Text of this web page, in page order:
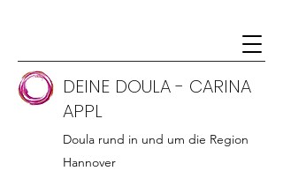
DEINE DOULA - CARINA
APPL
Doula rund in und um die Region
Hannover